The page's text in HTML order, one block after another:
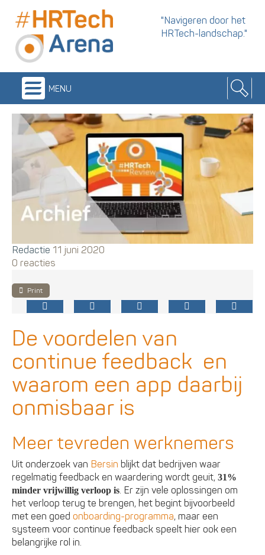
"Navigeren door het
HRTech-landschap."
menu
Redactie 11 juni 2020
0 reacties
Print
De voordelen van
continue feedback  en
waarom een app daarbij
onmisbaar is
Meer tevreden werknemers
Uit onderzoek van Bersin blijkt dat bedrijven waar
regelmatig feedback en waardering wordt geuit,31%
minder vrijwillig verloop is. Er zijn vele oplossingen om
het verloop terug te brengen, het begint bijvoorbeeld
met een goedonboarding-programma, maar een
systeem voor continue feedback speelt hier ook een
belangrijke rol in.